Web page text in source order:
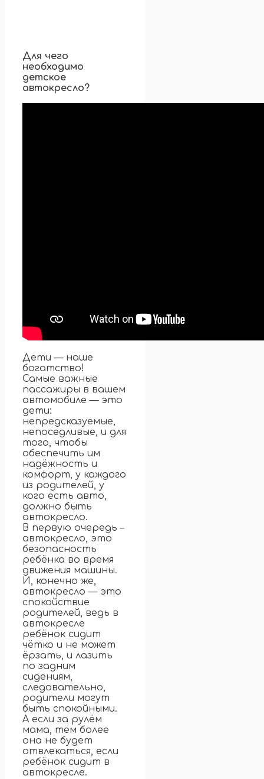
Для чего
необходимо
детское
автокресло?
Дети — наше
богатство!
Самые важные
пассажиры в вашем
автомобиле — это
дети:
непредсказуемые,
непоседливые, и для
того, чтобы
обеспечить им
надёжность и
комфорт, у каждого
из родителей, у
кого есть авто,
должно быть
автокресло.
В первую очередь –
автокресло, это
безопасность
ребёнка во время
движения машины.
И, конечно же,
автокресло — это
спокойствие
родителей, ведь в
автокресле
ребёнок сидит
чётко и не может
ёрзать, и лазить
по задним
сидениям,
следовательно,
родители могут
быть спокойными.
А если за рулём
мама, тем более
она не будет
отвлекаться, если
ребёнок сидит в
автокресле.